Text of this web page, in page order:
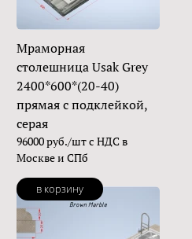
Мраморная
столешница Usak Grey
2400*600*(20-40)
прямая с подклейкой,
серая
96000 руб./шт с НДС в
Москве и СПб
в корзину